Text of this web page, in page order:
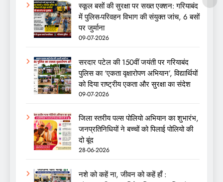
स्कूल बसों की सुरक्षा पर सख्त एक्शन: गरियाबंद
में पुलिस-परिवहन विभाग की संयुक्त जांच, 6 बसों
पर जुर्माना
09-07-2026
सरदार पटेल की 150वीं जयंती पर गरियाबंद
पुलिस का ‘एकता वृक्षारोपण अभियान’, विद्यार्थियों
को दिया राष्ट्रीय एकता और सुरक्षा का संदेश
09-07-2026
जिला स्तरीय पल्स पोलियो अभियान का शुभारंभ,
जनप्रतिनिधियों ने बच्चों को पिलाई पोलियो की
दो बूंद
28-06-2026
नशे को कहें ना, जीवन को कहें हाँ :